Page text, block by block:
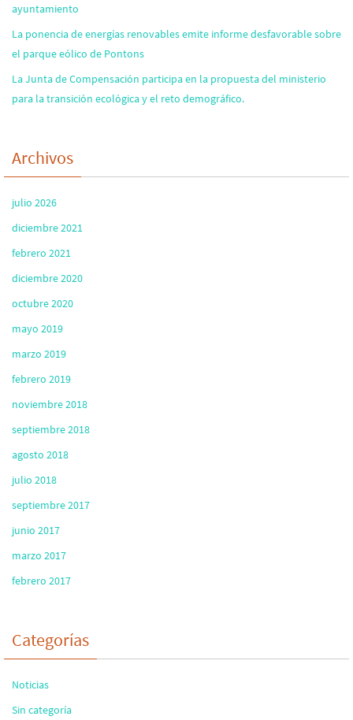
ayuntamiento
La ponencia de energías renovables emite informe desfavorable sobre
el parque eólico de Pontons
La Junta de Compensación participa en la propuesta del ministerio
para la transición ecológica y el reto demográfico.
Archivos
julio 2026
diciembre 2021
febrero 2021
diciembre 2020
octubre 2020
mayo 2019
marzo 2019
febrero 2019
noviembre 2018
septiembre 2018
agosto 2018
julio 2018
septiembre 2017
junio 2017
marzo 2017
febrero 2017
Categorías
Noticias
Sin categoría